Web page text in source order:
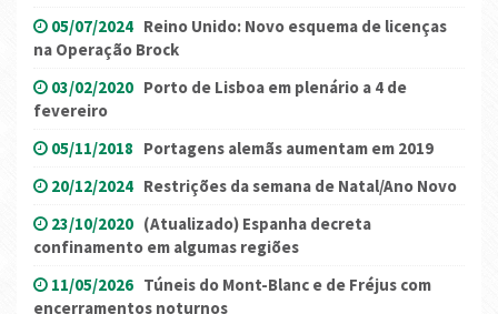
05/07/2024 Reino Unido: Novo esquema de licenças
na Operação Brock
03/02/2020 Porto de Lisboa em plenário a 4 de
fevereiro
05/11/2018 Portagens alemãs aumentam em 2019
20/12/2024 Restrições da semana de Natal/Ano Novo
23/10/2020 (Atualizado) Espanha decreta
confinamento em algumas regiões
11/05/2026 Túneis do Mont-Blanc e de Fréjus com
encerramentos noturnos